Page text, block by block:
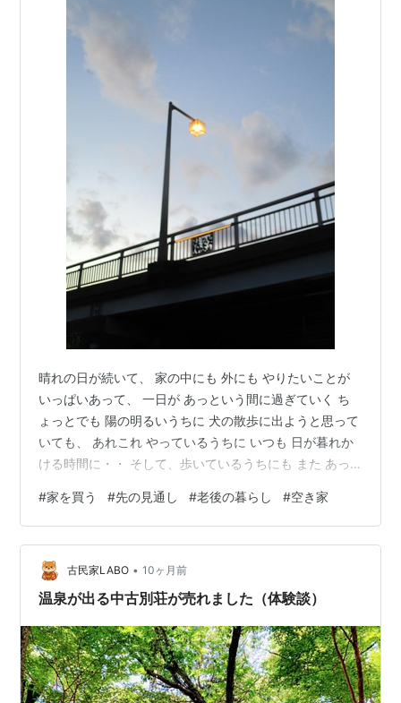
晴れの日が続いて、 家の中にも 外にも やりたいことが
いっぱいあって、 一日が あっという間に過ぎていく ち
ょっとでも 陽の明るいうちに 犬の散歩に出ようと思って
いても、 あれこれ やっているうちに いつも 日が暮れか
ける時間に・・ そして、歩いているうちにも また あっ
りがつく時間って、 やっぱり いいものだなぁと思う ど
こからか 夕はんの支度をする 煮もののにおいも 漂って
くる 一日中 忙しなく 回り続ける 頭と体を 休ませるに
は、 これくらい ぼんやりとした 時間が 案外 いいのか
も。。＾＾ 昨日は、川の対岸まで渡って、 新しくでき…
#家を買う #先の見通し #老後の暮らし #空き家
古民家LABO • 10ヶ月前
温泉が出る中古別荘が売れました（体験談）